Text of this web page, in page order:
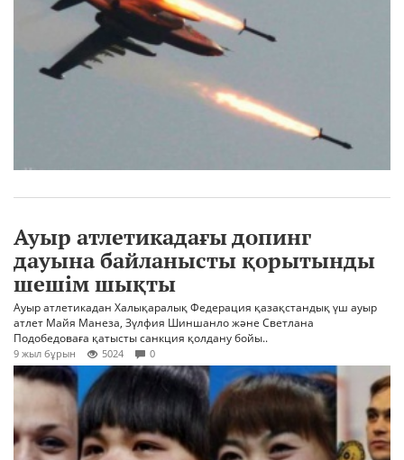
Ауыр атлетикадағы допинг
дауына байланысты қорытынды
шешім шықты
Ауыр атлетикадан Халықаралық Федерация қазақстандық үш ауыр
атлет Майя Манеза, Зүлфия Шиншанло және Светлана
Подобедоваға қатысты санкция қолдану бойы..
9 жыл бұрын 5024 0